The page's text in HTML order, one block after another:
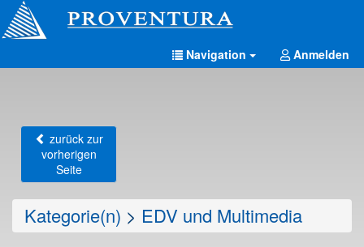
Navigation Anmelden
zurück zur
vorherigen
Seite
Kategorie(n) > EDV und Multimedia